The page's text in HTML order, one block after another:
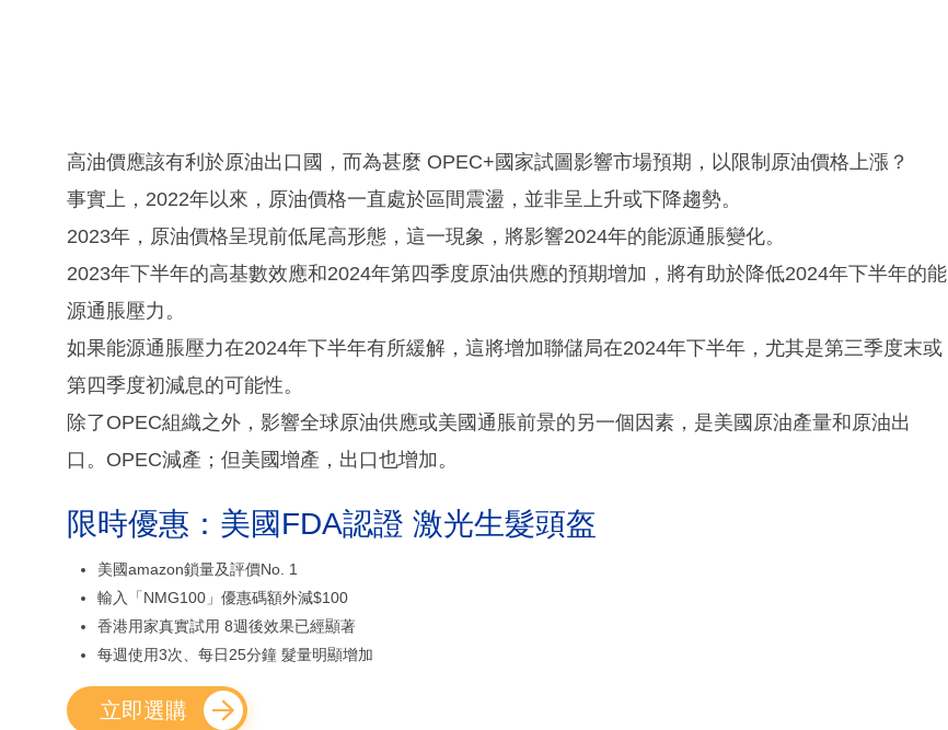
高油價應該有利於原油出口國，而為甚麼 OPEC+國家試圖影響市場預期，以限制原油價格上漲？
事實上，2022年以來，原油價格一直處於區間震盪，並非呈上升或下降趨勢。
2023年，原油價格呈現前低尾高形態，這一現象，將影響2024年的能源通脹變化。
2023年下半年的高基數效應和2024年第四季度原油供應的預期增加，將有助於降低2024年下半年的能
源通脹壓力。
如果能源通脹壓力在2024年下半年有所緩解，這將增加聯儲局在2024年下半年，尤其是第三季度末或
第四季度初減息的可能性。
除了OPEC組織之外，影響全球原油供應或美國通脹前景的另一個因素，是美國原油產量和原油出
口。OPEC減產；但美國增產，出口也增加。
限時優惠：美國FDA認證 激光生髮頭盔
美國amazon鎖量及評價No. 1
輸入「NMG100」優惠碼額外減$100
香港用家真實試用 8週後效果已經顯著
每週使用3次、每日25分鐘 髮量明顯增加
立即選購